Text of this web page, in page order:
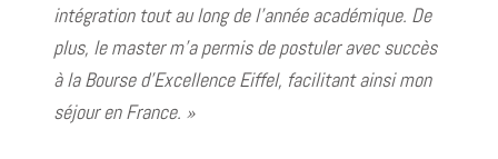
intégration tout au long de l’année académique. De
plus, le master m’a permis de postuler avec succès
à la Bourse d’Excellence Eiffel, facilitant ainsi mon
séjour en France. »